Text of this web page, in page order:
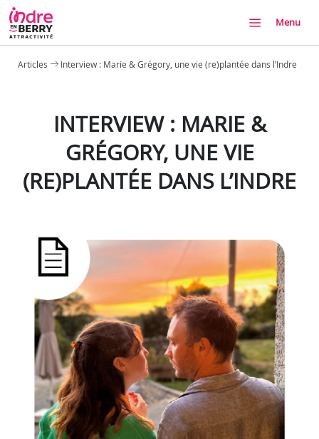
Menu
Articles Interview : Marie & Grégory, une vie (re)plantée dans l’Indre
INTERVIEW : MARIE &
GRÉGORY, UNE VIE
(RE)PLANTÉE DANS L’INDRE